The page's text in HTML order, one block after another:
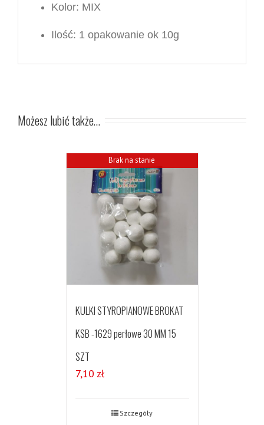
Kolor: MIX
Ilość: 1 opakowanie ok 10g
Możesz lubić także…
Brak na stanie
KULKI STYROPIANOWE BROKAT
KSB -1629 perłowe 30 MM 15
SZT
7,10 zł
Szczegóły